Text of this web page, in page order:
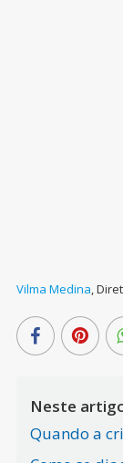
Vilma Medina,
Neste
Quando a